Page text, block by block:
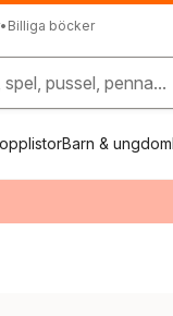
• Billiga böcker
pussel, penna...
Barn & ungdom